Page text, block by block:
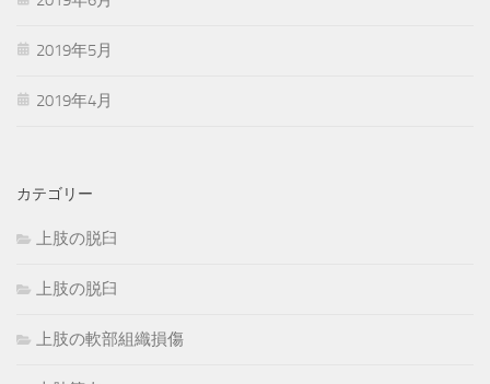
2019年5月
2019年4月
カテゴリー
上肢の脱臼
上肢の脱臼
上肢の軟部組織損傷